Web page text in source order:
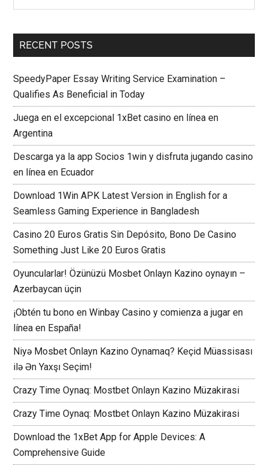
RECENT POSTS
SpeedyPaper Essay Writing Service Examination –
Qualifies As Beneficial in Today
Juega en el excepcional 1xBet casino en línea en
Argentina
Descarga ya la app Socios 1win y disfruta jugando casino
en línea en Ecuador
Download 1Win APK Latest Version in English for a
Seamless Gaming Experience in Bangladesh
Casino 20 Euros Gratis Sin Depósito, Bono De Casino
Something Just Like 20 Euros Gratis
Oyuncularlar! Özünüzü Mosbet Onlayn Kazino oynayın –
Azerbaycan üçin
¡Obtén tu bono en Winbay Casino y comienza a jugar en
línea en España!
Niyə Mosbet Onlayn Kazino Oynamaq? Keçid Müassisası
ilə Ən Yaxşı Seçim!
Crazy Time Oynaq: Mostbet Onlayn Kazino Müzakirasi
Crazy Time Oynaq: Mostbet Onlayn Kazino Müzakirasi
Download the 1xBet App for Apple Devices: A
Comprehensive Guide